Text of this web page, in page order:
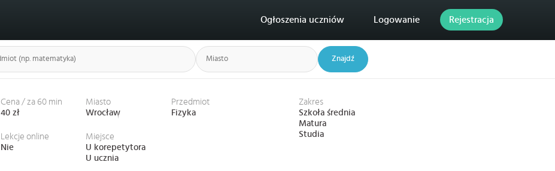
Ogłoszenia uczniów Logowanie Rejestracja
Znajdź
Cena / za 60 min
40 zł
Lekcje online
Nie
Miasto
Wrocław
Miejsce
U korepetytora
U ucznia
Przedmiot
Fizyka
Zakres
Szkoła średnia
Matura
Studia